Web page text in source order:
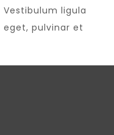
ligula
pulvinar et